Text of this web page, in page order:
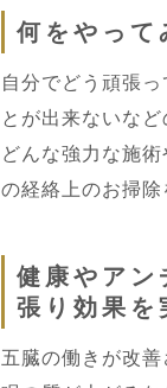
何をやって
自分でどう頑張
とが出来ないな
どんな強力な施
の経絡上のお掃除
健康やアン
張り効果を
五臓の働きが改